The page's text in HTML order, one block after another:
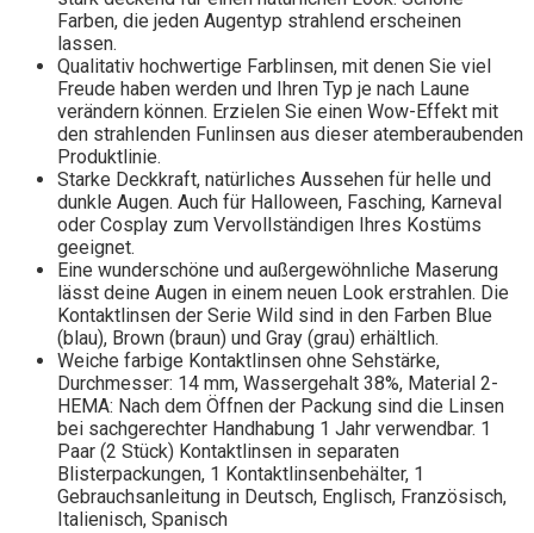
Farben, die jeden Augentyp strahlend erscheinen
lassen.
Qualitativ hochwertige Farblinsen, mit denen Sie viel
Freude haben werden und Ihren Typ je nach Laune
verändern können. Erzielen Sie einen Wow-Effekt mit
den strahlenden Funlinsen aus dieser atemberaubenden
Produktlinie.
Starke Deckkraft, natürliches Aussehen für helle und
dunkle Augen. Auch für Halloween, Fasching, Karneval
oder Cosplay zum Vervollständigen Ihres Kostüms
geeignet.
Eine wunderschöne und außergewöhnliche Maserung
lässt deine Augen in einem neuen Look erstrahlen. Die
Kontaktlinsen der Serie Wild sind in den Farben Blue
(blau), Brown (braun) und Gray (grau) erhältlich.
Weiche farbige Kontaktlinsen ohne Sehstärke,
Durchmesser: 14 mm, Wassergehalt 38%, Material 2-
HEMA: Nach dem Öffnen der Packung sind die Linsen
bei sachgerechter Handhabung 1 Jahr verwendbar. 1
Paar (2 Stück) Kontaktlinsen in separaten
Blisterpackungen, 1 Kontaktlinsenbehälter, 1
Gebrauchsanleitung in Deutsch, Englisch, Französisch,
Italienisch, Spanisch